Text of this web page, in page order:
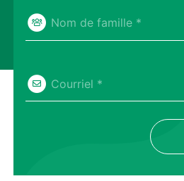
Nom de famille *
Courriel *